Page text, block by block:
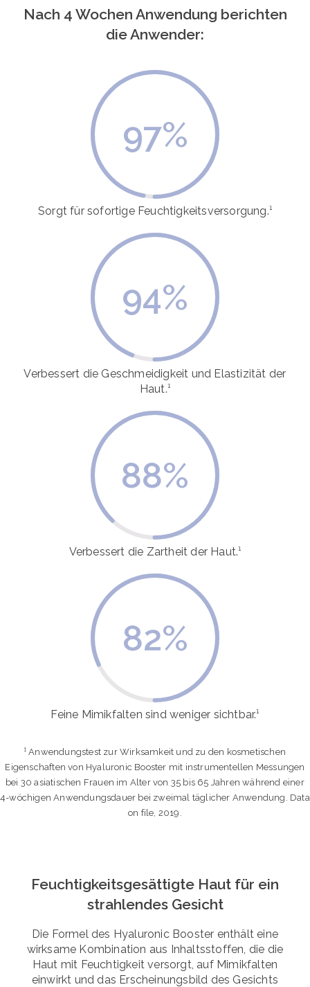
Nach 4 Wochen Anwendung berichten
die Anwender:
97%
Sorgt für sofortige Feuchtigkeitsversorgung.¹
94%
Verbessert die Geschmeidigkeit und Elastizität der
Haut.¹
88%
Verbessert die Zartheit der Haut.¹
82%
Feine Mimikfalten sind weniger sichtbar.¹
¹ Anwendungstest zur Wirksamkeit und zu den kosmetischen
Eigenschaften von Hyaluronic Booster mit instrumentellen Messungen
bei 30 asiatischen Frauen im Alter von 35 bis 65 Jahren während einer
4-wöchigen Anwendungsdauer bei zweimal täglicher Anwendung. Data
on file, 2019.
Feuchtigkeitsgesättigte Haut für ein
strahlendes Gesicht
Die Formel des Hyaluronic Booster enthält eine
wirksame Kombination aus Inhaltsstoffen, die die
Haut mit Feuchtigkeit versorgt, auf Mimikfalten
einwirkt und das Erscheinungsbild des Gesichts